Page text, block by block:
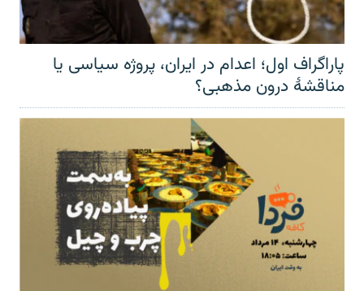
پاراگراف اول؛ اعدام در ایران، پروژه سیاسی یا
مناقشهٔ درون مذهبی؟